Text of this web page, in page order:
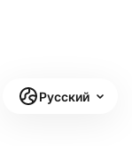
Русский